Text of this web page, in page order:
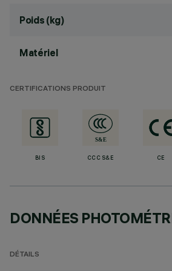
Poids (kg)
Matériel
CERTIFICATIONS PRODUIT
BIS CCC S&E CE
DONNÉES
DÉTAILS